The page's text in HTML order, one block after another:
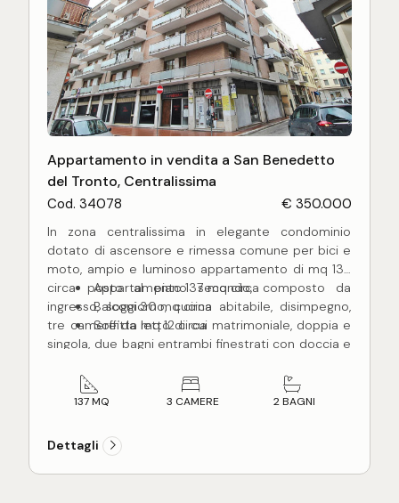
Ideale come residenza estiva per godere delle
splendide spiagge di San Benedetto del Tronto o
come investimento per affitti turistici di prestigio.
Non perdere l'opportunità di possedere questo
nuovo e moderno appartamento, posizionato in
una delle aree più esclusive della città, a soli due
passi dalle spiagge più belle della costa adriatica
Appartamento in vendita a San Benedetto
del Tronto, Centralissima
Cod. 34078 € 350.000
In zona centralissima in elegante condominio
dotato di ascensore e rimessa comune per bici e
moto, ampio e luminoso appartamento di mq 137
circa posto al piano secondo, composto da
ingresso, soggiorno, cucina abitabile, disimpegno,
tre camere da letto di cui matrimoniale, doppia e
singola, due bagni entrambi finestrati con doccia e
circa, completo inoltre di locale soffitta di mq 12
circa al piano ultimo. L'appartamento ristrutturato
portone d'ingresso blindato, infissi in legno con
doppio vetro, pavimentazione in marmo, impianto
di riscaldamento autonomo e impianto elettrico a
Appartamento 137 mq circa
Balconi 30 mq circa
Soffitta mq 12 circa
137 MQ 3 CAMERE 2 BAGNI
Dettagli